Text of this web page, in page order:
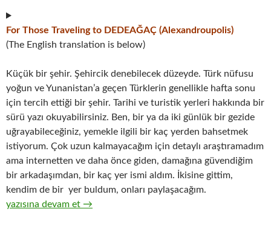
For Those Traveling to DEDEAĞAÇ (Alexandroupolis)
(The English translation is below)
Küçük bir şehir. Şehircik denebilecek düzeyde. Türk nüfusu
yoğun ve Yunanistan’a geçen Türklerin genellikle hafta sonu
için tercih ettiği bir şehir. Tarihi ve turistik yerleri hakkında bir
sürü yazı okuyabilirsiniz. Ben, bir ya da iki günlük bir gezide
uğrayabileceğiniz, yemekle ilgili bir kaç yerden bahsetmek
istiyorum. Çok uzun kalmayacağım için detaylı araştıramadım
ama internetten ve daha önce giden, damağına güvendiğim
bir arkadaşımdan, bir kaç yer ismi aldım. İkisine gittim,
kendim de bir yer buldum, onları paylaşacağım.
DEDEAĞAÇ’a (Aleksandrupolis) Yolu Düşenler İçin
yazısına devam et →